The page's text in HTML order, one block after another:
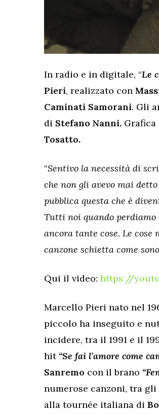
In radio e in digitale, “Le
Pieri, realizzato con
Caminati Samorani. Gli
di Stefano Nanni.
Tosatto.
“Sentivo la necessità di
che non gli avevo mai detto
pubblica questa che è
Tutti noi quando
ancora tante cose. Le
canzone schietta come
Qui il video: https://
Marcello Pieri nato nel
piccolo ha inseguito e
incidere, tra il 1991 e il
hit “Se fai l’amore come
Sanremo con il brano
numerose canzoni, tra
alla tournée italiana di